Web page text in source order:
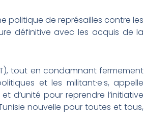
politique de représailles contre les
définitive avec les acquis de la
tout en condamnant fermement
et les militant·e·s, appelle
d’unité pour reprendre l’initiative
nouvelle pour toutes et tous,